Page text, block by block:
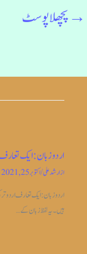
→پچھلا پوسٹ
اردو زبان: ایک
ازارشد علی/اکتوبر 25, 2021
اردو زبان: ایک تعارف اردو
ہیں۔ یہ لفظ زبان کے…